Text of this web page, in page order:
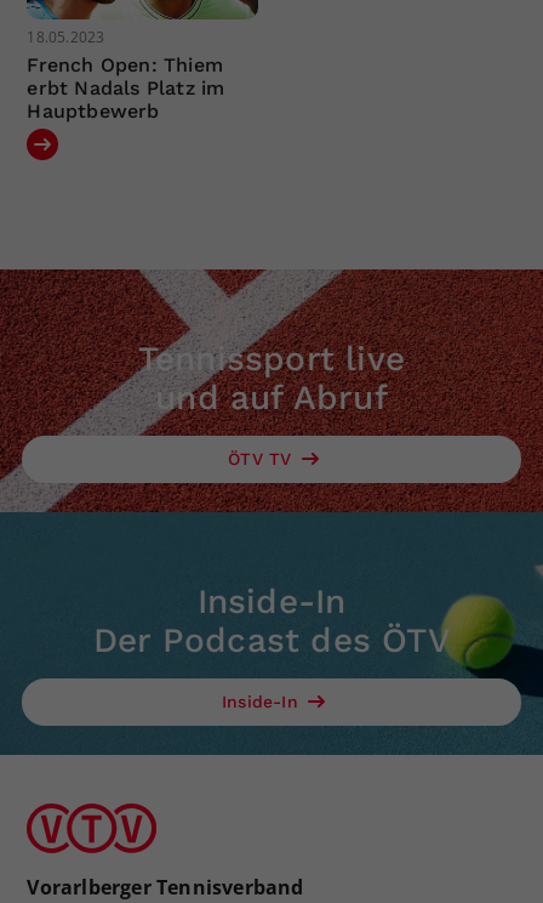
18.05.2023
French Open: Thiem
erbt Nadals Platz im
Hauptbewerb
Tennissport live
und auf Abruf
ÖTV TV
Inside-In
Der Podcast des ÖTV
Inside-In
Vorarlberger Tennisverband